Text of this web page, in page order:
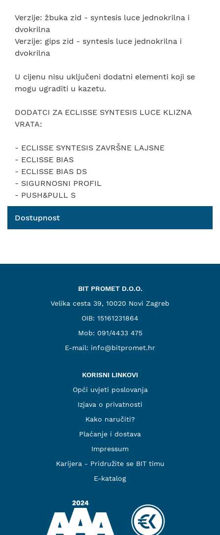
Verzije: žbuka zid - syntesis luce jednokrilna i
dvokrilna
Verzije: gips zid - syntesis luce jednokrilna i
dvokrilna
U cijenu nisu uključeni dodatni elementi koji se
mogu ugraditi u kazetu.
DODATCI ZA ECLISSE SYNTESIS LUCE KLIZNA
VRATA:
- ECLISSE SYNTESIS ZAVRŠNE LAJSNE
- ECLISSE BIAS
- ECLISSE BIAS DS
- SIGURNOSNI PROFIL
- PUSH&PULL S
Dostupnost
BIT PROMET D.O.O.
Velika cesta 39, 10020 Novi Zagreb
OIB: 15161231864
Mob: 091/4433 475
E-mail: info@bitpromet.hr
KORISNI LINKOVI
Opći uvjeti poslovanja
Izjava o privatnosti
Kako naručiti?
Plaćanje i dostava
Impressum
Karijera - Pridružite se BIT timu
E-katalog